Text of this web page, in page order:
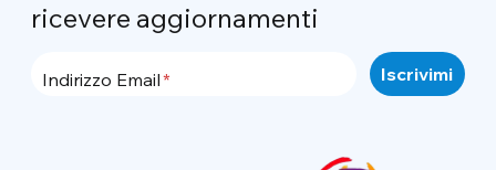
ricevere aggiornamenti
Indirizzo Email